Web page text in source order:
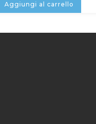
Aggiungi al carrello